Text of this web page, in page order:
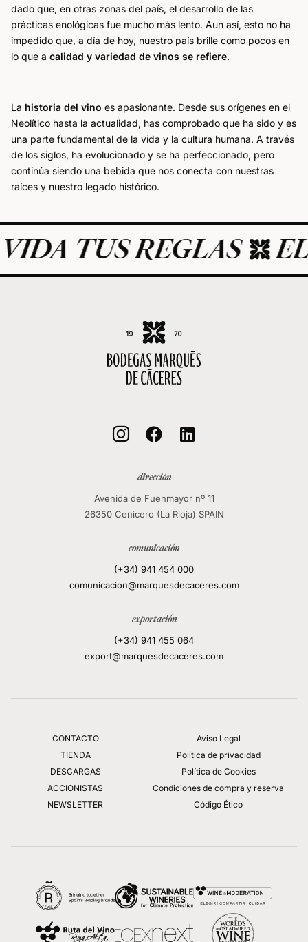
dado que, en otras zonas del país, el desarrollo de las
prácticas enológicas fue mucho más lento. Aun así, esto no ha
impedido que, a día de hoy, nuestro país brille como pocos en
lo que a calidad y variedad de vinos se refiere.
La historia del vino es apasionante. Desde sus orígenes en el
Neolítico hasta la actualidad, has comprobado que ha sido y es
una parte fundamental de la vida y la cultura humana. A través
de los siglos, ha evolucionado y se ha perfeccionado, pero
continúa siendo una bebida que nos conecta con nuestras
raíces y nuestro legado histórico.
REGLAS EL
  
dirección
Avenida de Fuenmayor nº 11
26350 Cenicero (La Rioja) SPAIN
comunicación
(+34) 941 454 000
comunicacion@marquesdecaceres.com
exportación
(+34) 941 455 064
export@marquesdecaceres.com
CONTACTO
TIENDA
DESCARGAS
ACCIONISTAS
NEWSLETTER
Aviso Legal
Política de privacidad
Política de Cookies
Condiciones de compra y reserva
Código Ético